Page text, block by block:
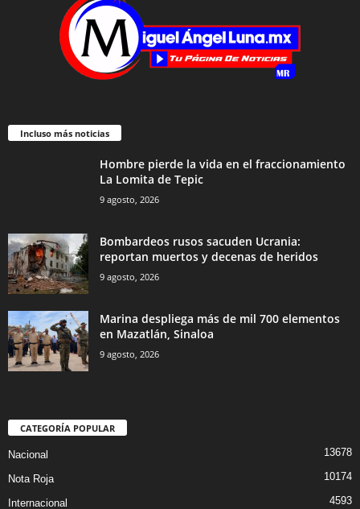
Incluso más noticias
Hombre pierde la vida en el fraccionamiento
La Lomita de Tepic
9 agosto, 2026
Bombardeos rusos sacuden Ucrania:
reportan muertos y decenas de heridos
9 agosto, 2026
Marina despliega más de mil 700 elementos
en Mazatlán, Sinaloa
9 agosto, 2026
CATEGORÍA POPULAR
Nacional 13678
Nota Roja 10174
Internacional 4593